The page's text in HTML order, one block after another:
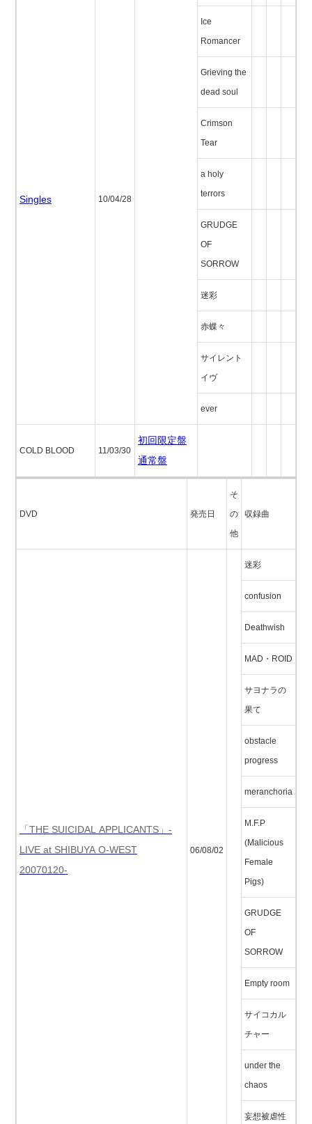
Singles 10/04/28
Ice
Romancer
Grieving the
dead soul
Crimson
Tear
a holy
terrors
GRUDGE
OF
SORROW
迷彩
赤蝶々
サイレント
イヴ
ever
COLD BLOOD 11/03/30
初回限定盤
通常盤
DVD 発売日
そ
の
他
収録曲
「THE SUICIDAL APPLICANTS」-
LIVE at SHIBUYA O-WEST
20070120-
06/08/02
迷彩
confusion
Deathwish
MAD・ROID
サヨナラの
果て
obstacle
progress
meranchoria
M.F.P
(Malicious
Female
Pigs)
GRUDGE
OF
SORROW
Empty room
サイコカル
チャー
under the
chaos
妄想被虐性